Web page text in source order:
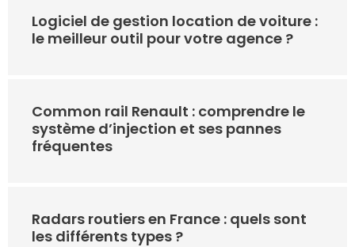
Logiciel de gestion location de voiture :
le meilleur outil pour votre agence ?
Common rail Renault : comprendre le
système d’injection et ses pannes
fréquentes
Radars routiers en France : quels sont
les différents types ?